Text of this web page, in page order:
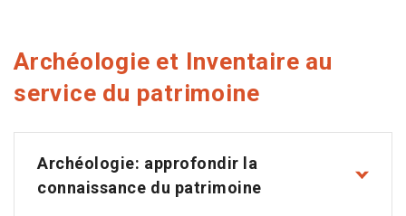
Archéologie et Inventaire au
service du patrimoine
Archéologie: approfondir la
connaissance du patrimoine